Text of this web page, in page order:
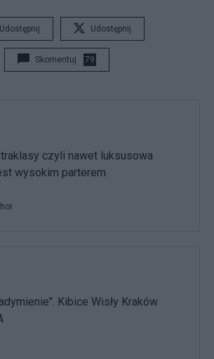
Udostępnij Udostępnij
Skomentuj 79
czyli nawet luksusowa
wysokim parterem
Kibice Wisły Kraków